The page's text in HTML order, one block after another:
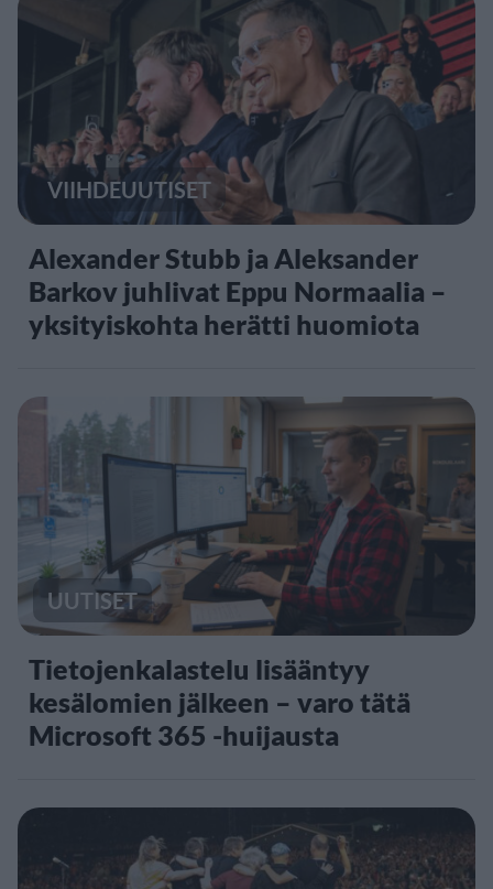
VIIHDEUUTISET
Alexander Stubb ja Aleksander
Barkov juhlivat Eppu Normaalia –
yksityiskohta herätti huomiota
UUTISET
Tietojenkalastelu lisääntyy
kesälomien jälkeen – varo tätä
Microsoft 365 -huijausta